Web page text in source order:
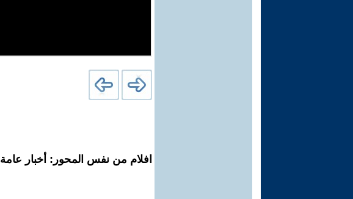
افلام من نفس المحور: أخبار عامة